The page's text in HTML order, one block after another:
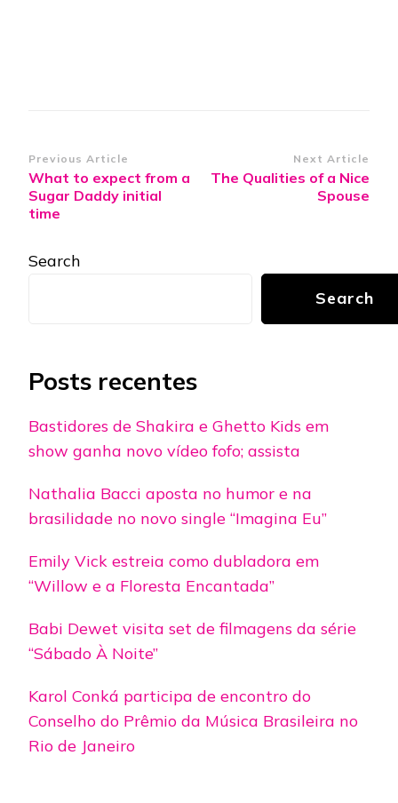
Post
Navigation
Previous Article
What to expect from a
Sugar Daddy initial
time
Next Article
The Qualities of a Nice
Spouse
Search
Search
Posts recentes
Bastidores de Shakira e Ghetto Kids em
show ganha novo vídeo fofo; assista
Nathalia Bacci aposta no humor e na
brasilidade no novo single “Imagina Eu”
Emily Vick estreia como dubladora em
“Willow e a Floresta Encantada”
Babi Dewet visita set de filmagens da série
“Sábado À Noite”
Karol Conká participa de encontro do
Conselho do Prêmio da Música Brasileira no
Rio de Janeiro